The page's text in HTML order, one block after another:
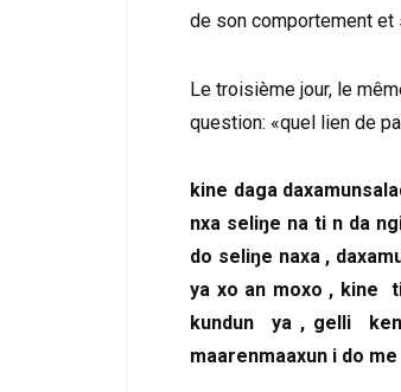
de son comportement et
Le troisième jour, le
question: «quel lien de
kine daga
nxa seliŋe na ti n da
do seliŋe naxa ,
ya xo an moxo , kine
kundun ya , gelli
maarenmaaxun i do